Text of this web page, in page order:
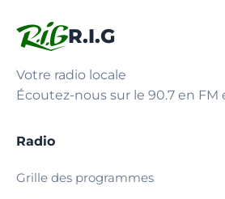
R.I.G
Votre radio locale
Écoutez-nous sur le 90.7 en FM
Radio
Grille des programmes